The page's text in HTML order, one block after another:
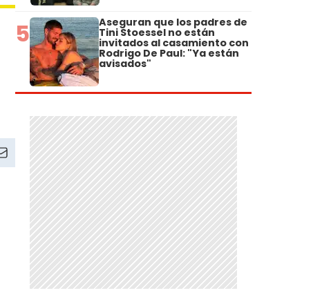
5 Aseguran que los padres de
Tini Stoessel no están
invitados al casamiento con
Rodrigo De Paul: "Ya están
avisados"